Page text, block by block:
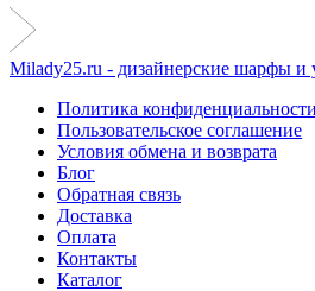
Milady25.ru - дизайнерские шарфы и
Политика
Пользовательское соглашение
Условия обмена и возврата
Блог
Обратная связь
Доставка
Оплата
Контакты
Каталог